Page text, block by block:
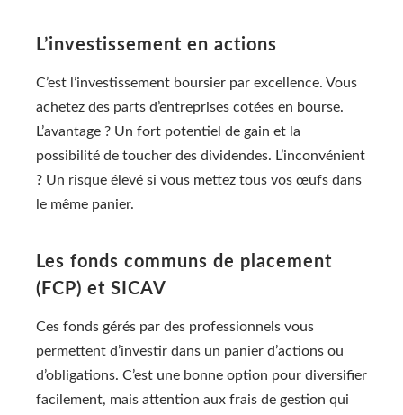
L’investissement en actions
C’est l’investissement boursier par excellence. Vous
achetez des parts d’entreprises cotées en bourse.
L’avantage ? Un fort potentiel de gain et la
possibilité de toucher des dividendes. L’inconvénient
? Un risque élevé si vous mettez tous vos œufs dans
le même panier.
Les fonds communs de placement
(FCP) et SICAV
Ces fonds gérés par des professionnels vous
permettent d’investir dans un panier d’actions ou
d’obligations. C’est une bonne option pour diversifier
facilement, mais attention aux frais de gestion qui